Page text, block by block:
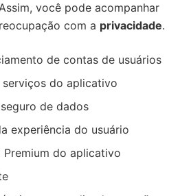
você pode acompanhar
com a privacidade.
de contas de usuários
serviços do aplicativo
de dados
experiência do usuário
do aplicativo